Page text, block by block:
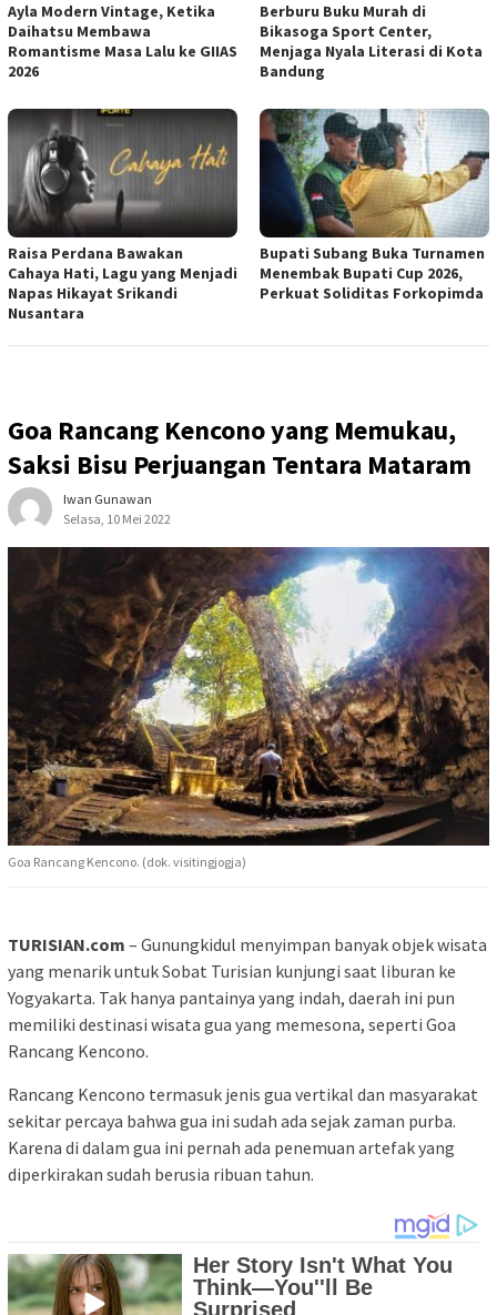
Ayla Modern Vintage, Ketika
Daihatsu Membawa
Romantisme Masa Lalu ke GIIAS
2026
Berburu Buku Murah di
Bikasoga Sport Center,
Menjaga Nyala Literasi di Kota
Bandung
Raisa Perdana Bawakan
Cahaya Hati, Lagu yang Menjadi
Napas Hikayat Srikandi
Nusantara
Bupati Subang Buka Turnamen
Menembak Bupati Cup 2026,
Perkuat Soliditas Forkopimda
Goa Rancang Kencono yang Memukau,
Saksi Bisu Perjuangan Tentara Mataram
Iwan Gunawan
Selasa, 10 Mei 2022
Goa Rancang Kencono. (dok. visitingjogja)
TURISIAN.com – Gunungkidul menyimpan banyak objek wisata
yang menarik untuk Sobat Turisian kunjungi saat liburan ke
Yogyakarta. Tak hanya pantainya yang indah, daerah ini pun
memiliki destinasi wisata gua yang memesona, seperti Goa
Rancang Kencono.
Rancang Kencono termasuk jenis gua vertikal dan masyarakat
sekitar percaya bahwa gua ini sudah ada sejak zaman purba.
Karena di dalam gua ini pernah ada penemuan artefak yang
diperkirakan sudah berusia ribuan tahun.